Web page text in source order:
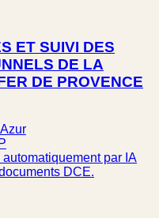
ET SUIVI DES
DE LA
DE PROVENCE
par IA
DCE.